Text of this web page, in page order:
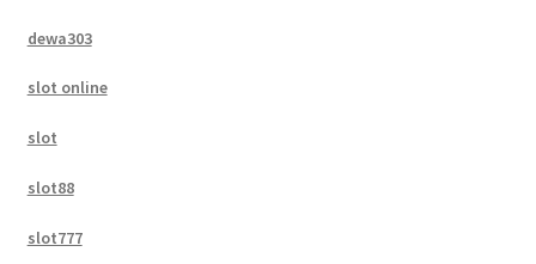
dewa303
slot online
slot
slot88
slot777